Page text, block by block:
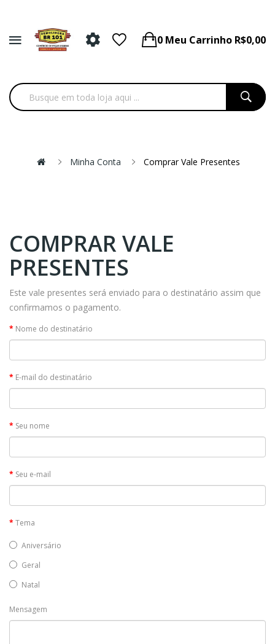
0 Meu Carrinho R$0,00
Minha Conta Comprar Vale Presentes
COMPRAR VALE
PRESENTES
Este vale presentes será enviado para o destinatário assim que
confirmamos o pagamento.
Nome do destinatário
E-mail do destinatário
Seu nome
Seu e-mail
Tema
Aniversário
Geral
Natal
Mensagem